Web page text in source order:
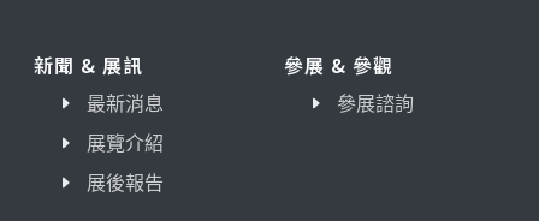
新聞 & 展訊
最新消息
展覽介紹
展後報告
參展 & 參觀
參展諮詢